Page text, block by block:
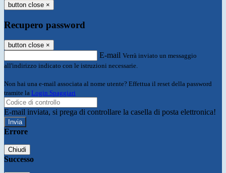
button close ×
Recupero password
button close ×
E-mail Verrà inviato un messaggio
all'indirizzo indicato con le istruzioni necessarie.
Non hai una e-mail associata al nome utente? Effettua il reset della password
tramite la Login Spaggiari
E-mail inviata, si prega di controllare la casella di posta elettronica!
Errore
Chiudi
Successo